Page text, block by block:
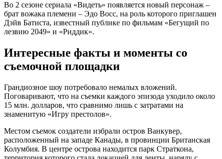
Во 2 сезоне сериала «Видеть» появляется новый персонаж –
брат вожака племени – Эдо Восс, на роль которого приглашен
Дэйв Батиста, известный публике по фильмам «Бегущий по
лезвию 2049» и «Риддик».
Интересные факты и моменты со
съемочной площадки
Грандиозное шоу потребовало немалых вложений.
Поговаривают, что на съемки каждого эпизода уходило около
15 млн. долларов, что сравнимо лишь с затратами на
знаменитую «Игру престолов».
Местом съемок создатели избрали остров Ванкувер,
расположенный на западе Канады, в провинции Британская
Колумбия. В центре острова находится парк Страткона,